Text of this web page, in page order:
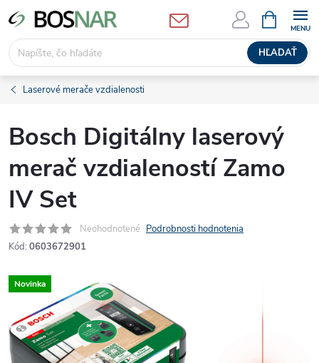
Prejsť
na
obsah
HĽADAŤ
KOŠÍK
Laserové merače vzdialenosti
Bosch Digitálny laserový
merač vzdialeností Zamo
IV Set
Neohodnotené Podrobnosti hodnotenia
Kód: 0603672901
Novinka